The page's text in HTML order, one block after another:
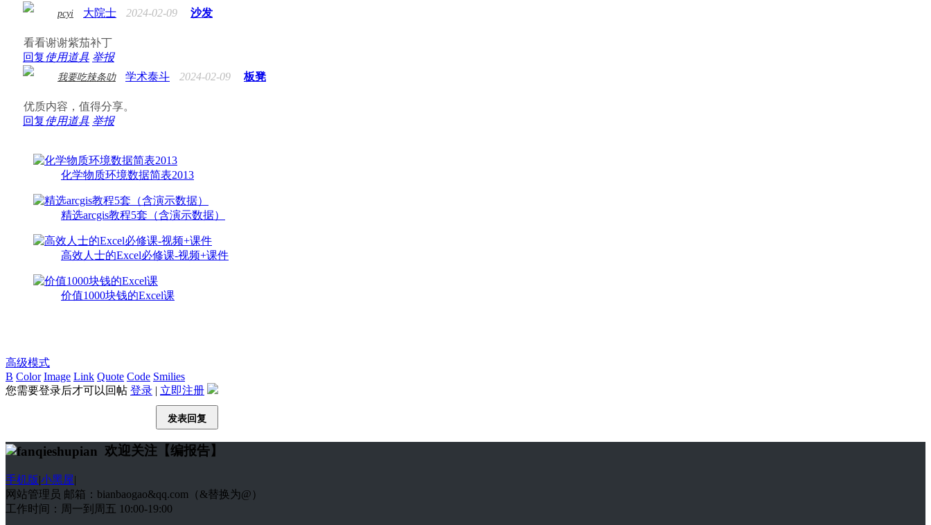
pcyi 大院士 2024-02-09 沙发
看看谢谢紫茄补丁
回复使用道具 举报
我要吃辣条叻 学术泰斗 2024-02-09 板凳
优质内容，值得分享。
回复使用道具 举报
化学物质环境数据简表2013
精选arcgis教程5套（含演示数据）
高效人士的Excel必修课-视频+课件
价值1000块钱的Excel课
高级模式
B Color Image Link Quote Code Smilies
您需要登录后才可以回帖 登录 | 立即注册
发表回复
欢迎关注【编报告】
手机版|小黑屋|
网站管理员 邮箱：bianbaogao&qq.com（&替换为@）
工作时间：周一到周五 10:00-19:00